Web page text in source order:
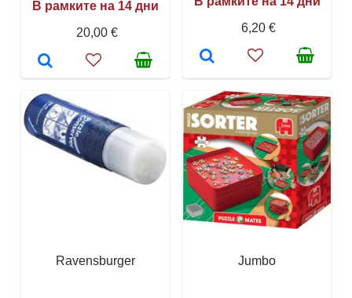
В рамките на 14 дни
20,00 €
6,20 €
Ravensburger Jumbo